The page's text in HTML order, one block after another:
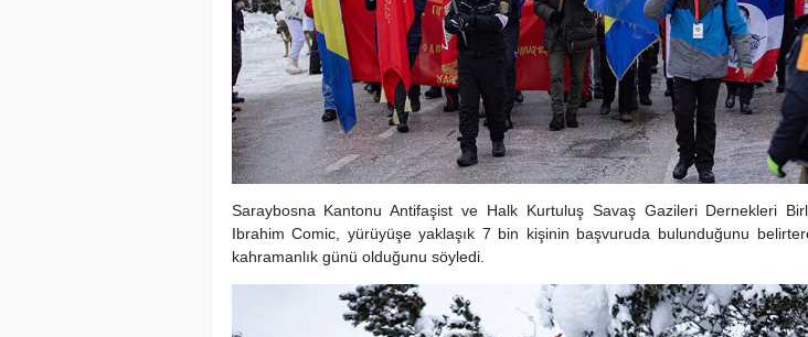
Saraybosna Kantonu Antifaşist ve Halk Kurtuluş Savaş Gazileri Dernekleri
Ibrahim Comic, yürüyüşe yaklaşık 7 bin kişinin başvuruda bulunduğunu
kahramanlık günü olduğunu söyledi.